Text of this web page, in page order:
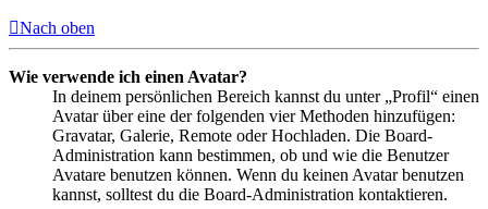
Nach oben
Wie verwende ich einen Avatar?
In deinem persönlichen Bereich kannst du unter „Profil“ einen
Avatar über eine der folgenden vier Methoden hinzufügen:
Gravatar, Galerie, Remote oder Hochladen. Die Board-
Administration kann bestimmen, ob und wie die Benutzer
Avatare benutzen können. Wenn du keinen Avatar benutzen
kannst, solltest du die Board-Administration kontaktieren.